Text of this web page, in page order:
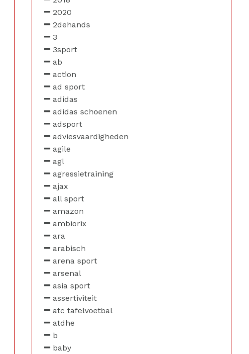
2020
2dehands
3
3sport
ab
action
ad sport
adidas
adidas schoenen
adsport
adviesvaardigheden
agile
agl
agressietraining
ajax
all sport
amazon
ambiorix
ara
arabisch
arena sport
arsenal
asia sport
assertiviteit
atc tafelvoetbal
atdhe
b
baby